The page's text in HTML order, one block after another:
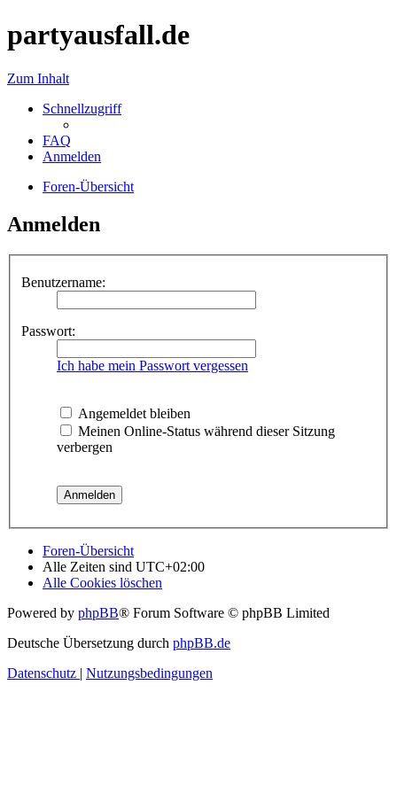
partyausfall.de
Zum Inhalt
Schnellzugriff
FAQ
Anmelden
Foren-Übersicht
Anmelden
Benutzername:
Passwort:
Ich habe mein Passwort vergessen
Angemeldet bleiben
Meinen Online-Status während dieser Sitzung
verbergen
Foren-Übersicht
Alle Zeiten sind UTC+02:00
Alle Cookies löschen
Powered by phpBB® Forum Software © phpBB Limited
Deutsche Übersetzung durch phpBB.de
Datenschutz | Nutzungsbedingungen